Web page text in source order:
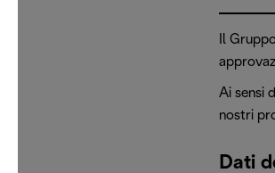
Il
Ai sensi
nostri
Dati